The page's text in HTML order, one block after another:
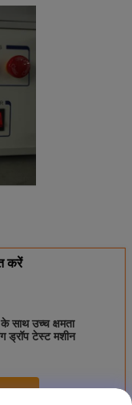
करें
के साथ उच्च क्षमता
ड्रॉप टेस्ट मशीन